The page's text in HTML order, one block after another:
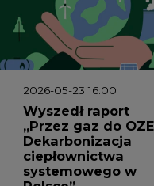
2026-05-23 16:00
Wyszedł raport
„Przez gaz do
Dekarbonizacja
ciepłownictwa
systemowego w